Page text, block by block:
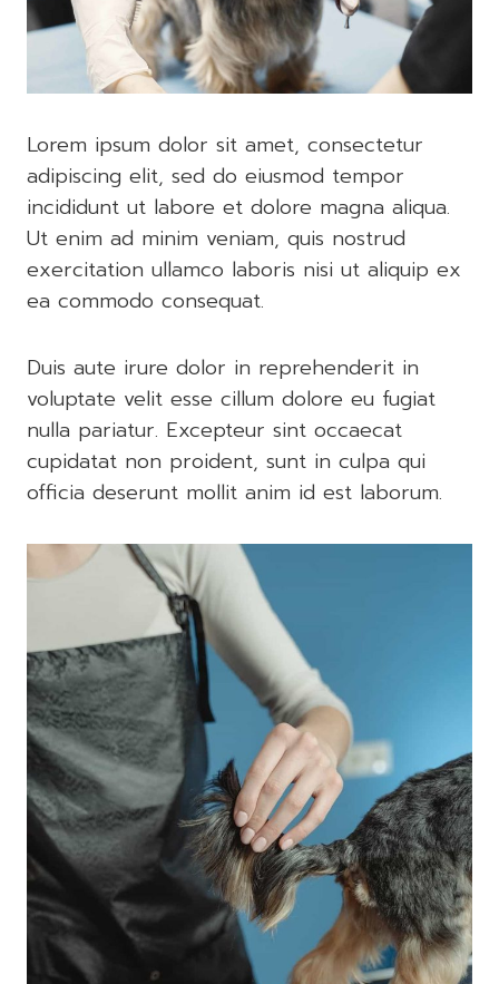
Lorem ipsum dolor sit amet, consectetur
adipiscing elit, sed do eiusmod tempor
incididunt ut labore et dolore magna aliqua.
Ut enim ad minim veniam, quis nostrud
exercitation ullamco laboris nisi ut aliquip ex
ea commodo consequat.
Duis aute irure dolor in reprehenderit in
voluptate velit esse cillum dolore eu fugiat
nulla pariatur. Excepteur sint occaecat
cupidatat non proident, sunt in culpa qui
officia deserunt mollit anim id est laborum.